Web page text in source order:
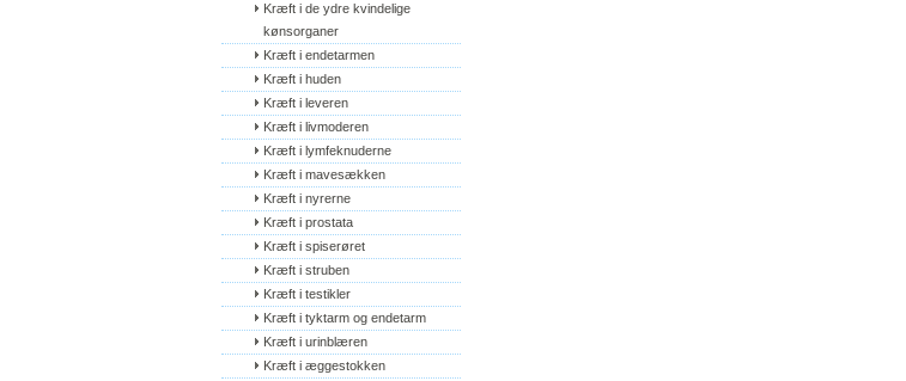
Kræft i de ydre kvindelige
kønsorganer
Kræft i endetarmen
Kræft i huden
Kræft i leveren
Kræft i livmoderen
Kræft i lymfeknuderne
Kræft i mavesækken
Kræft i nyrerne
Kræft i prostata
Kræft i spiserøret
Kræft i struben
Kræft i testikler
Kræft i tyktarm og endetarm
Kræft i urinblæren
Kræft i æggestokken